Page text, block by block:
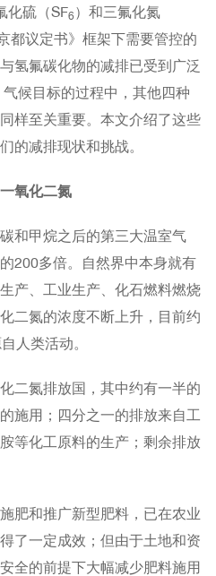
化硫（SF6）和三氟化氮
都议定书》框架下需要管控的
氢氟碳化物的减排已受到广泛
候目标的过程中，其他四种
样至关重要。本文介绍了这些
的减排现状和挑战。
氧化二氮
和甲烷之后的第三大温室气
200多倍。自然界中本身就有
产、工业生产、化石燃料燃烧
二氮的浓度不断上升，目前约
人类活动。
二氮排放国，其中约有一半的
施用；四分之一的排放来自工
等化工原料的生产；剩余排放
肥和推广新型肥料，已在农业
了一定成效；但由于土地和资
全的前提下大幅减少肥料施用